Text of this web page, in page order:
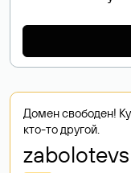
Домен свободен!
кто-то другой.